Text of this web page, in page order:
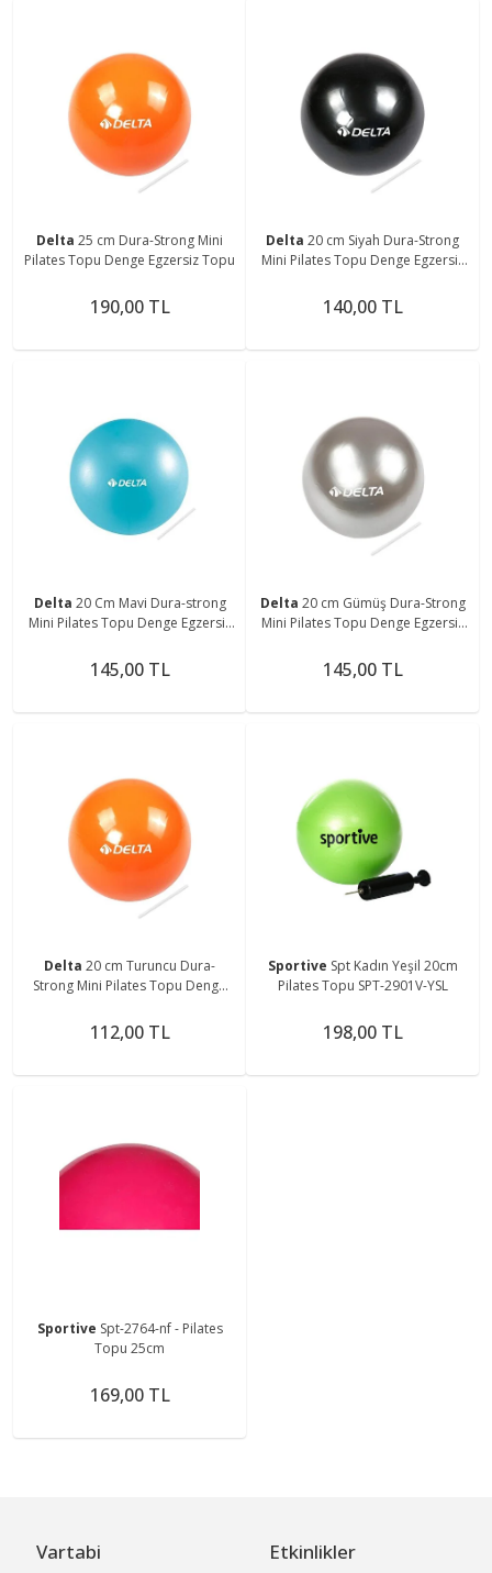
Delta 25 cm Dura-Strong Mini
Pilates Topu Denge Egzersiz Topu
190,00 TL
Delta 20 cm Siyah Dura-Strong
Mini Pilates Topu Denge Egzersiz
140,00 TL
Delta 20 Cm Mavi Dura-strong
Mini Pilates Topu Denge Egzersiz
145,00 TL
Delta 20 cm Gümüş Dura-Strong
Mini Pilates Topu Denge Egzersiz
145,00 TL
Delta 20 cm Turuncu Dura-
Strong Mini Pilates Topu Denge
112,00 TL
Sportive Spt Kadın Yeşil 20cm
Pilates Topu SPT-2901V-YSL
198,00 TL
Sportive Spt-2764-nf - Pilates
Topu 25cm
169,00 TL
Vartabi Etkinlikler